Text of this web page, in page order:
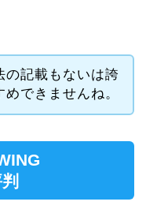
の記載もないは誇
できませんね。